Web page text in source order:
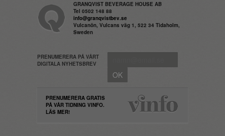
GRANQVIST BEVERAGE HOUSE AB
Tel 0502 148 88
info@granqvistbev.se
Vulcanön, Vulcans väg 1, 522 34 Tidaholm,
Sweden
PRENUMERERA PÅ VÅRT
DIGITALA NYHETSBREV
PRENUMERERA GRATIS
PÅ VÅR TIDNING VINFO.
LÄS MER!